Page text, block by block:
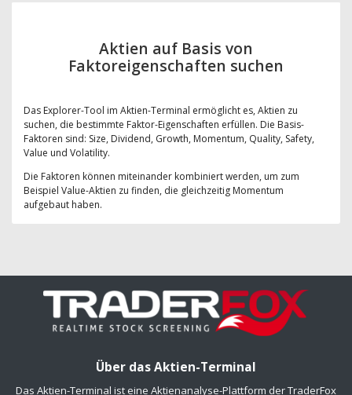
Aktien auf Basis von
Faktoreigenschaften suchen
Das Explorer-Tool im Aktien-Terminal ermöglicht es, Aktien zu
suchen, die bestimmte Faktor-Eigenschaften erfüllen. Die Basis-
Faktoren sind: Size, Dividend, Growth, Momentum, Quality, Safety,
Value und Volatility.
Die Faktoren können miteinander kombiniert werden, um zum
Beispiel Value-Aktien zu finden, die gleichzeitig Momentum
aufgebaut haben.
Über das Aktien-Terminal
Das Aktien-Terminal ist eine Aktienanalyse-Plattform der TraderFox